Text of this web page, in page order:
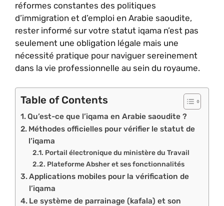
réformes constantes des politiques
d’immigration et d’emploi en Arabie saoudite,
rester informé sur votre statut iqama n’est pas
seulement une obligation légale mais une
nécessité pratique pour naviguer sereinement
dans la vie professionnelle au sein du royaume.
Table of Contents
Qu’est-ce que l’iqama en Arabie saoudite ?
Méthodes officielles pour vérifier le statut de
l’iqama
Portail électronique du ministère du Travail
Plateforme Absher et ses fonctionnalités
Applications mobiles pour la vérification de
l’iqama
Le système de parrainage (kafala) et son